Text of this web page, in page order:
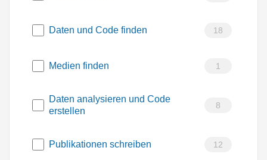
Daten und Code finden 18
Medien finden 1
Daten analysieren und Code
erstellen
8
Publikationen schreiben 12